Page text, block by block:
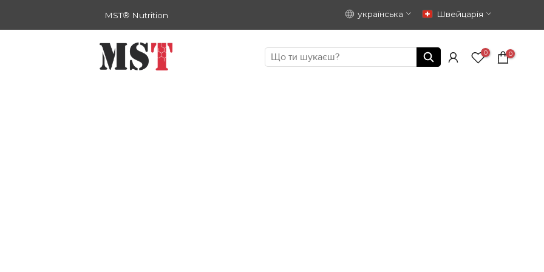
MST®Nutrition українська Швейцарія
0 0